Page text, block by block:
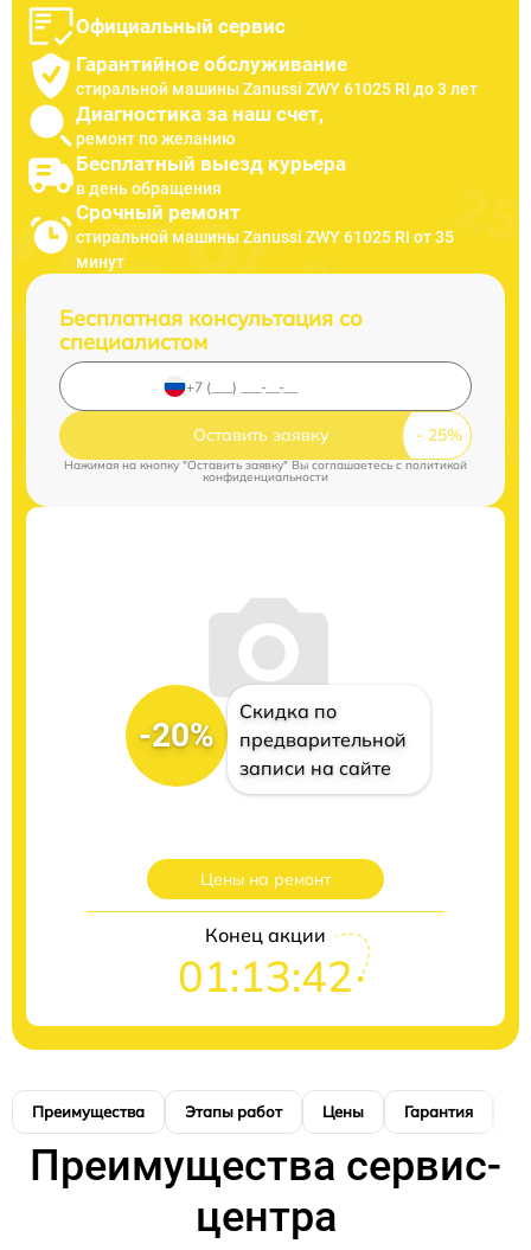
Официальный сервис
Гарантийное обслуживание
стиральной машины Zanussi ZWY 61025 RI до 3 лет
Диагностика за наш счет,
ремонт по желанию
Бесплатный выезд курьера
в день обращения
Срочный ремонт
стиральной машины Zanussi ZWY 61025 RI от 35
минут
Бесплатная консультация со
специалистом
Оставить заявку
Нажимая на кнопку "Оставить заявку" Вы соглашаетесь cполитикой
конфиденциальности
-20%
Скидка по
предварительной
записи на сайте
Цены на ремонт
Конец акции
01:13:41
Преимущества Этапы работ Цены Гарантия
Преимущества сервис-
центра